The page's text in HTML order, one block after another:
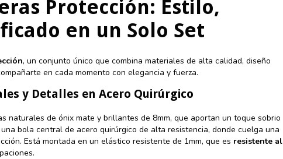
Protección: Estilo,
en un Solo Set
, un conjunto único que combina materiales de alta calidad, diseño
en cada momento con elegancia y fuerza.
y Detalles en Acero Quirúrgico
naturales de ónix mate y brillantes de 8mm, que aportan un toque sobrio
bola central de acero quirúrgico de alta resistencia, donde cuelga una
Está montada en un elástico resistente de 1mm, que es resistente al